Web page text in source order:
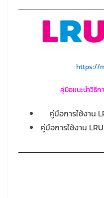
https://
คู่มือแนะนำวิธีก
คู่มือการใช้งาน
คู่มือการใช้งาน